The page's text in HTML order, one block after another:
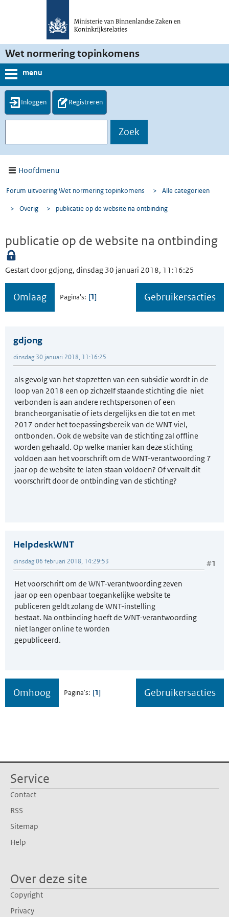
Wet normering topinkomens
menu
Inloggen Registreren
Hoofdmenu
Forum uitvoering Wet normering topinkomens > Alle categorieen
> Overig > publicatie op de website na ontbinding
publicatie op de website na ontbinding
Gestart door gdjong, dinsdag 30 januari 2018, 11:16:25
Omlaag Pagina's 1 Gebruikersacties
gdjong
dinsdag 30 januari 2018, 11:16:25
als gevolg van het stopzetten van een subsidie wordt in de
loop van 2018 een op zichzelf staande stichting die niet
verbonden is aan andere rechtspersonen of een
brancheorganisatie of iets dergelijks en die tot en met
2017 onder het toepassingsbereik van de WNT viel,
ontbonden. Ook de website van de stichting zal offline
worden gehaald. Op welke manier kan deze stichting
voldoen aan het voorschrift om de WNT-verantwoording 7
jaar op de website te laten staan voldoen? Of vervalt dit
voorschrift door de ontbinding van de stichting?
HelpdeskWNT
#1
dinsdag 06 februari 2018, 14:29:53
Het voorschrift om de WNT-verantwoording zeven
jaar op een openbaar toegankelijke website te
publiceren geldt zolang de WNT-instelling
bestaat. Na ontbinding hoeft de WNT-verantwoording
niet langer online te worden
gepubliceerd.
Omhoog Pagina's 1 Gebruikersacties
Service
Contact
RSS
Sitemap
Help
Over deze site
Copyright
Privacy